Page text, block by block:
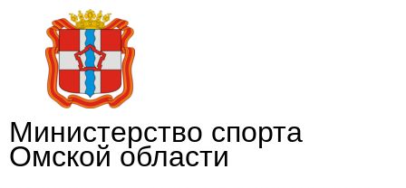
Перейти к основному содержанию
Министерство спорта
Омской области